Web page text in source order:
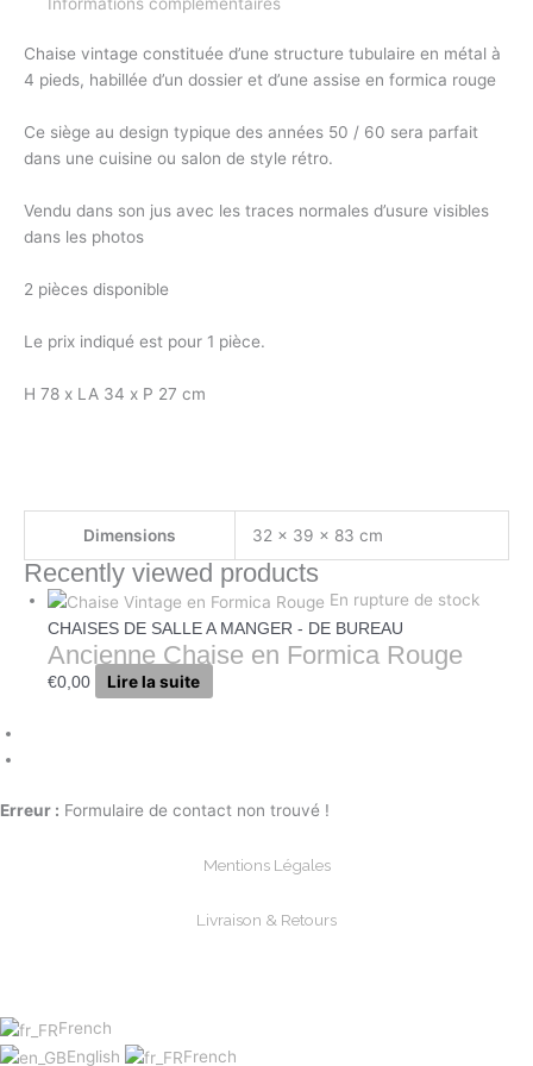
Chaise vintage constituée d’une structure tubulaire en métal à
4 pieds, habillée d’un dossier et d’une assise en formica rouge
Ce siège au design typique des années 50 / 60 sera parfait
dans une cuisine ou salon de style rétro.
Vendu dans son jus avec les traces normales d’usure visibles
dans les photos
2 pièces disponible
Le prix indiqué est pour 1 pièce.
H 78 x LA 34 x P 27 cm
Dimensions 32 × 39 × 83 cm
Recently viewed products
En rupture de stock
CHAISES DE SALLE A MANGER - DE BUREAU
Ancienne Chaise en Formica Rouge
€0,00 Lire la suite
Erreur : Formulaire de contact non trouvé !
Mentions Légales
Livraison & Retours
French
English
French